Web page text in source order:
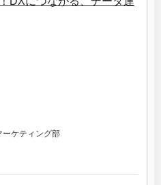
ーケティング部